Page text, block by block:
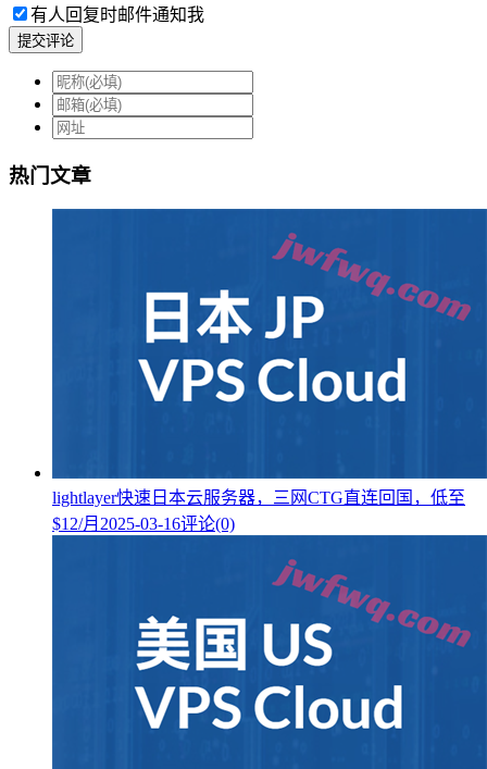
有人回复时邮件通知我
提交评论
热门文章
lightlayer快速日本云服务器，三网CTG直连回国，低至
$12/月 2025-03-16评论(0)